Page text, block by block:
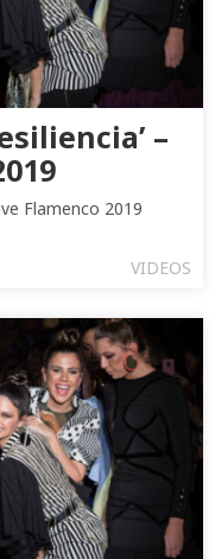
–
Flamenco 2019
VIDEOS